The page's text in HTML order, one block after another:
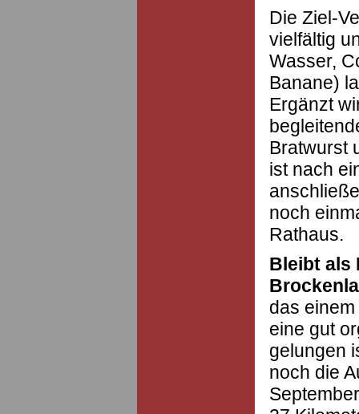
Die Ziel-
vielfältig
Wasser,
Banane)
Ergänzt
Bratwurst
ist nach
noch
Rathaus.
Bleibt als
das
eine gut
gelungen
noch die